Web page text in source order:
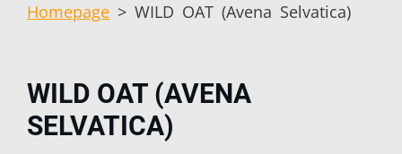
Homepage > WILD OAT (Avena Selvatica)
WILD OAT (AVENA
SELVATICA)